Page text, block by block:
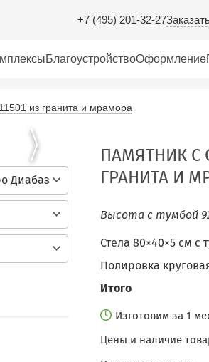
+7 (495) 201-32-27
БлагоустройствоОформление
из гранита и мрамора
Диабаз
ПАМЯТНИК С
ГРАНИТА И
Высота с тумбой
Стела 80×40×5 см c
Полировка
Итого
Изготовим за 1
Цены и наличие